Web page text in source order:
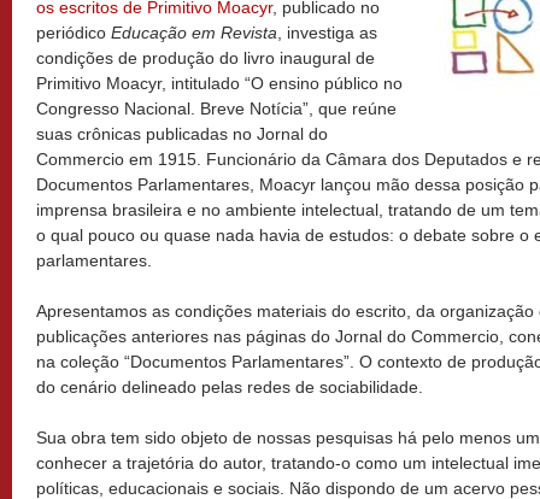
os escritos de Primitivo Moacyr, publicado no
periódico Educação em Revista
investiga as
condições de produção do livro inaugural de
Primitivo Moacyr, intitulado “O ensino público no
Congresso Nacional. Breve Notícia”, que reúne
suas crônicas publicadas no Jornal do
Commercio em 1915. Funcionário da Câmara dos Deputados e
Documentos Parlamentares, Moacyr lançou mão dessa posição
imprensa brasileira e no ambiente intelectual, tratando de um
o qual pouco ou quase nada havia de estudos: o debate sobre o
parlamentares.
Apresentamos as condições materiais do escrito, da
publicações anteriores nas páginas do Jornal do Commercio,
na coleção “Documentos Parlamentares”. O contexto de
do cenário delineado pelas redes de sociabilidade.
Sua obra tem sido objeto de nossas pesquisas há pelo menos
conhecer a trajetória do autor, tratando-o como um intelectual
políticas, educacionais e sociais. Não dispondo de um acervo